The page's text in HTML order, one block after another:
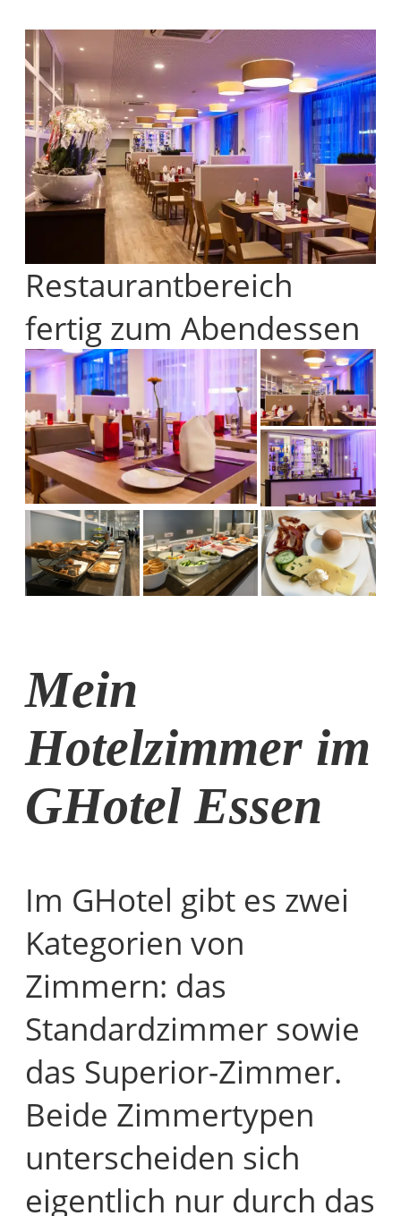
Restaurantbereich
fertig zum Abendessen
Mein
Hotelzimmer im
GHotel Essen
Im GHotel gibt es zwei
Kategorien von
Zimmern: das
Standardzimmer sowie
das Superior-Zimmer.
Beide Zimmertypen
unterscheiden sich
eigentlich nur durch das